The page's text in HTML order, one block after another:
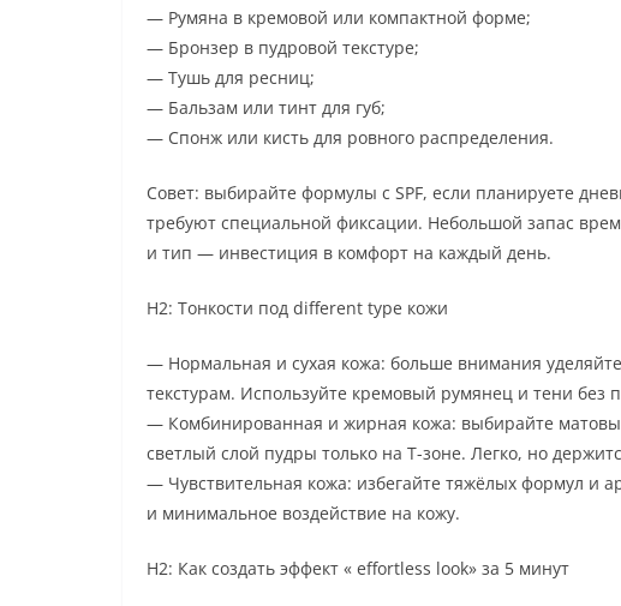
— Румяна в кремовой или компактной форме;
— Бронзер в пудровой текстуре;
— Тушь для ресниц;
— Бальзам или тинт для губ;
— Спонж или кисть для ровного распределения.
Совет: выбирайте формулы с SPF, если планируете
требуют специальной фиксации. Небольшой запас
и тип — инвестиция в комфорт на каждый день.
H2: Тонкости под different type кожи
— Нормальная и сухая кожа: больше внимания
текстурам. Используйте кремовый румянец и тени без
— Комбинированная и жирная кожа: выбирайте
светлый слой пудры только на Т-зоне. Легко, но
— Чувствительная кожа: избегайте тяжёлых формул и
и минимальное воздействие на кожу.
H2: Как создать эффект « effortless look» за 5 минут